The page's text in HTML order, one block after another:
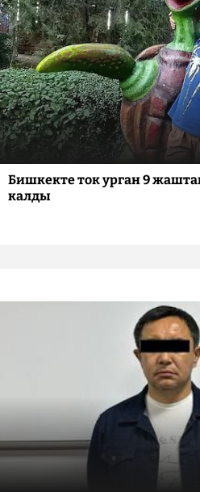
Бишкекте ток урган 9
калды